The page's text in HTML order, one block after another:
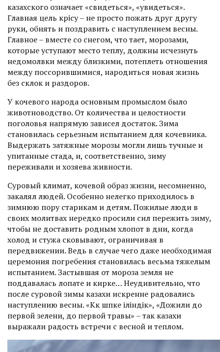
казахского означает «свидеться», «увидеться».
Главная цель көрісу – не просто пожать друг другу
руки, обнять и поздравить с наступлением весны.
Главное – вместе со снегом, что тает, морозами,
которые уступают место теплу, должны исчезнуть
недомолвки между близкими, потеплеть отношения
между поссорившимися, народиться новая жизнь
без склок и раздоров.
У кочевого народа основным промыслом было
животноводство. От количества и целостнос­ти
поголовья напрямую зависел достаток. Зима
становилась серь­езным испытанием для кочевника.
Выдержать затяжные морозы могли лишь тучные и
упитанные стада, и, соответственно, зиму
переживали и хозяева живности.
Суровый климат, кочевой образ жизни, несомненно,
закалял людей. Особенно нелегко приходилось в
зимнюю пору старикам и детям. Пожилые люди в
своих молитвах нередко просили сил пережить зиму,
чтобы не доставить родным хлопот в дни, когда
холод и стужа сковывают, ограничивая в
передвижении. Ведь в случае чего даже необходимая
церемония погребения становилась весьма тяжелым
испытанием. Застывшая от мороза земля не
поддавалась лопате и кирке… Неудивительно, что
после суровой зимы казахи искренне радовались
наступлению весны. «Көк шөпке іліндік», «Дожили до
первой зелени, до первой травы» – так казахи
выражали радость встречи с весной и теплом.